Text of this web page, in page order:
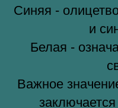
Синяя -
и
Белая -
Важное